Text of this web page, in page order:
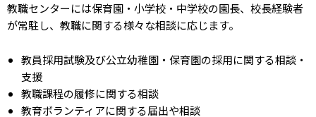
教職センターには保育園・小学校・中学校の園長、校長経験者
が常駐し、教職に関する様々な相談に応じます。
教員採用試験及び公立幼稚園・保育園の採用に関する相談・
支援
教職課程の履修に関する相談
教育ボランティアに関する届出や相談